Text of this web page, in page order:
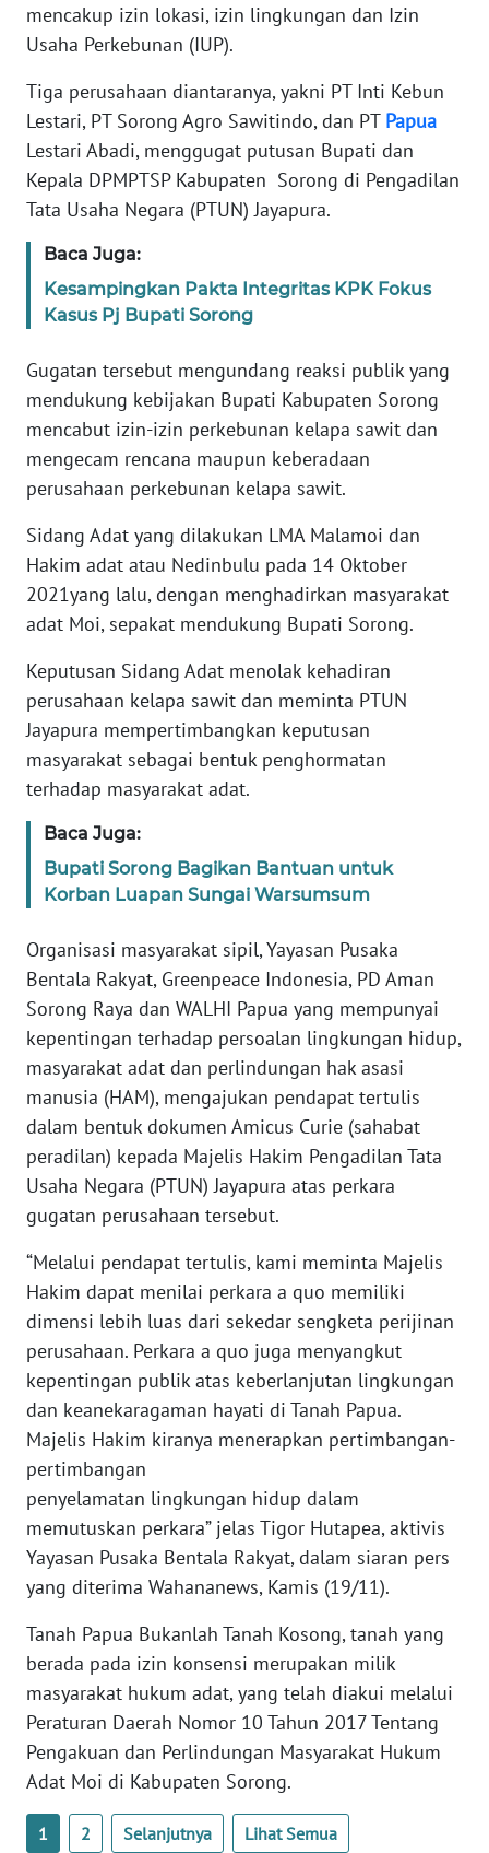
mencakup izin lokasi, izin lingkungan dan Izin
Usaha Perkebunan (IUP).
Tiga perusahaan diantaranya, yakni PT Inti Kebun
Lestari, PT Sorong Agro Sawitindo, dan PT Papua
Lestari Abadi, menggugat putusan Bupati dan
Kepala DPMPTSP Kabupaten Sorong di Pengadilan
Tata Usaha Negara (PTUN) Jayapura.
Baca Juga:
Kesampingkan Pakta Integritas KPK Fokus
Kasus Pj Bupati Sorong
Gugatan tersebut mengundang reaksi publik yang
mendukung kebijakan Bupati Kabupaten Sorong
mencabut izin-izin perkebunan kelapa sawit dan
mengecam rencana maupun keberadaan
perusahaan perkebunan kelapa sawit.
Sidang Adat yang dilakukan LMA Malamoi dan
Hakim adat atau Nedinbulu pada 14 Oktober
2021yang lalu, dengan menghadirkan masyarakat
adat Moi, sepakat mendukung Bupati Sorong.
Keputusan Sidang Adat menolak kehadiran
perusahaan kelapa sawit dan meminta PTUN
Jayapura mempertimbangkan keputusan
masyarakat sebagai bentuk penghormatan
terhadap masyarakat adat.
Baca Juga:
Bupati Sorong Bagikan Bantuan untuk
Korban Luapan Sungai Warsumsum
Organisasi masyarakat sipil, Yayasan Pusaka
Bentala Rakyat, Greenpeace Indonesia, PD Aman
Sorong Raya dan WALHI Papua yang mempunyai
kepentingan terhadap persoalan lingkungan hidup,
masyarakat adat dan perlindungan hak asasi
manusia (HAM), mengajukan pendapat tertulis
dalam bentuk dokumen Amicus Curie (sahabat
peradilan) kepada Majelis Hakim Pengadilan Tata
Usaha Negara (PTUN) Jayapura atas perkara
gugatan perusahaan tersebut.
“Melalui pendapat tertulis, kami meminta Majelis
Hakim dapat menilai perkara a quo memiliki
dimensi lebih luas dari sekedar sengketa perijinan
perusahaan. Perkara a quo juga menyangkut
kepentingan publik atas keberlanjutan lingkungan
dan keanekaragaman hayati di Tanah Papua.
Majelis Hakim kiranya menerapkan pertimbangan-
pertimbangan
penyelamatan lingkungan hidup dalam
memutuskan perkara” jelas Tigor Hutapea, aktivis
Yayasan Pusaka Bentala Rakyat, dalam siaran pers
yang diterima Wahananews, Kamis (19/11).
Tanah Papua Bukanlah Tanah Kosong, tanah yang
berada pada izin konsensi merupakan milik
masyarakat hukum adat, yang telah diakui melalui
Peraturan Daerah Nomor 10 Tahun 2017 Tentang
Pengakuan dan Perlindungan Masyarakat Hukum
Adat Moi di Kabupaten Sorong.
1 2 Selanjutnya Lihat Semua
DISCLAIMER
News
Regional
WN
SUMUT
WN
JAKARTA
JABAR
BANTEN
WN
KEPRI
WN
PAPUA
WN
PAPUA
BARAT
WN
RIAU
SERAMBI
WN
JAMBI
WN
NTB
WN
SULTENG
WN
SULBAR
WN
BABEL
WN
SUMBAR
SUMSEL
WN
BENGKULU
WN
LAMPUNG
WN
JATENG